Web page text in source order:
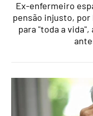
Ex-enfermeiro
pensão injusto,
para "toda a